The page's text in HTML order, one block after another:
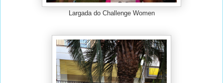
Largada do Challenge Women